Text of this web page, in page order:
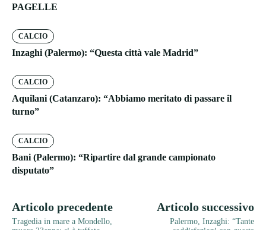
PAGELLE
CALCIO
Inzaghi (Palermo): “Questa città vale Madrid”
CALCIO
Aquilani (Catanzaro): “Abbiamo meritato di passare il
turno”
CALCIO
Bani (Palermo): “Ripartire dal grande campionato
disputato”
Articolo precedente
Tragedia in mare a Mondello,
Articolo successivo
Palermo, Inzaghi: “Tante